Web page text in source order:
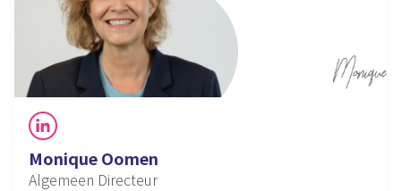
LinkedIn
Monique Oomen
Algemeen Directeur